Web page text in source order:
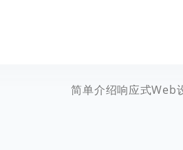
简单介绍响应式Web